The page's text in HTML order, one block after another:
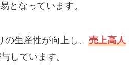
となっています。
生産性が向上し、 売上高人
しています。